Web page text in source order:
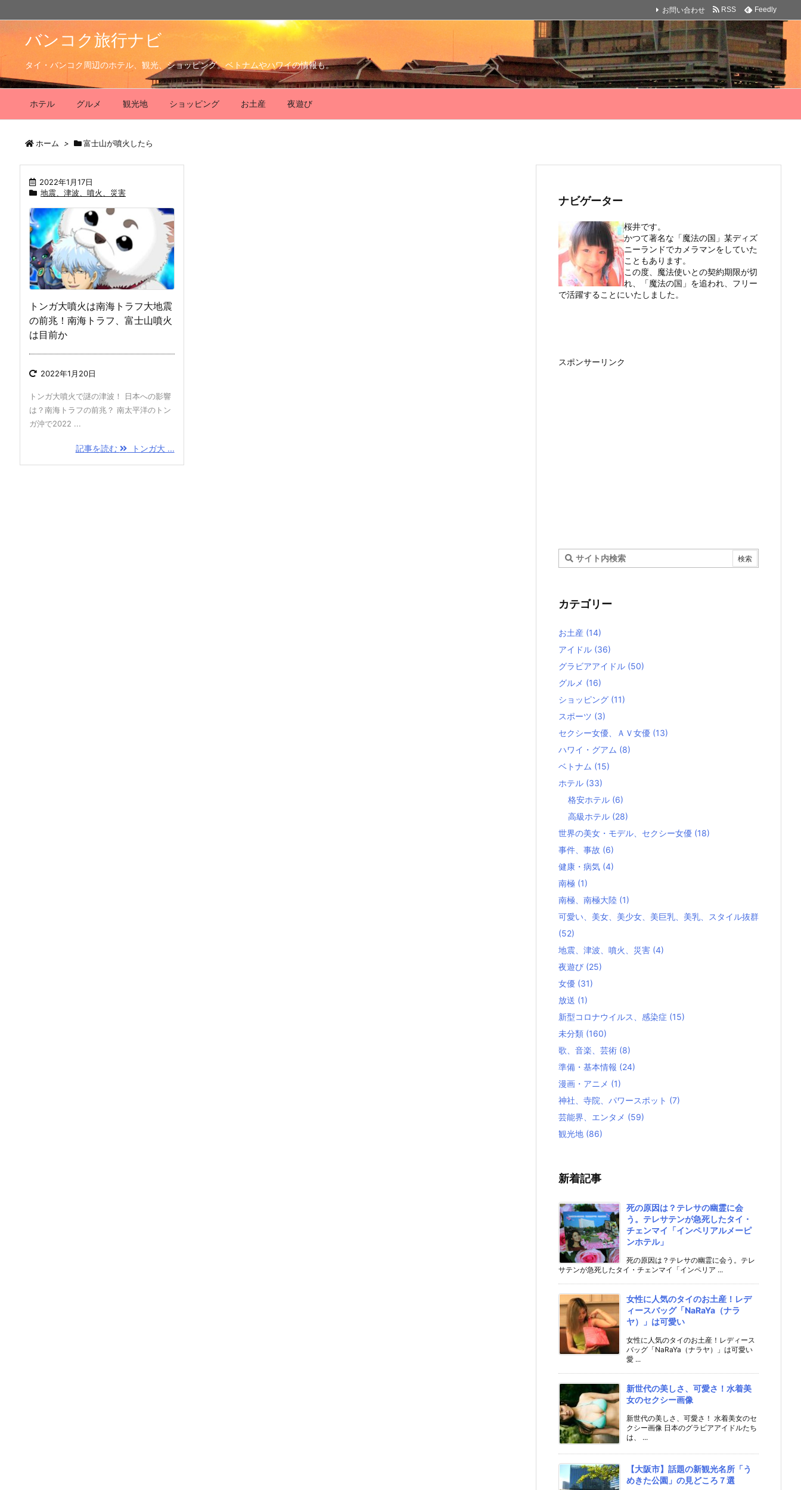
バンコク旅行ナビ
タイ・バンコク周辺のホテル、観光、ショッピング。ベトナムやハワイの情報も。
ホテル グルメ 観光地 ショッピング お土産 夜遊び
お問い合わせ RSS Feedly
ホーム > 富士山が噴火したら
2022年1月17日
地震、津波、噴火、災害
トンガ大噴火は南海トラフ大地震
の前兆！南海トラフ、富士山噴火
は目前か
2022年1月20日
トンガ大噴火で謎の津波！ 日本への影響
は？南海トラフの前兆？ 南太平洋のトン
ガ沖で2022 ...
記事を読む トンガ大 ...
ナビゲーター
桜井です。
かつて著名な「魔法の国」某ディズ
ニーランドでカメラマンをしていた
こともあります。
この度、魔法使いとの契約期限が切
れ、「魔法の国」を追われ、フリー
で活躍することにいたしました。
スポンサーリンク
カテゴリー
お土産 (14)
アイドル (36)
グラビアアイドル (50)
グルメ (16)
ショッピング (11)
スポーツ (3)
セクシー女優、ＡＶ女優 (13)
ハワイ・グアム (8)
ベトナム (15)
ホテル (33)
格安ホテル (6)
高級ホテル (28)
世界の美女・モデル、セクシー女優 (18)
事件、事故 (6)
健康・病気 (4)
南極 (1)
南極、南極大陸 (1)
可愛い、美女、美少女、美巨乳、美乳、スタイル抜群
(52)
地震、津波、噴火、災害 (4)
夜遊び (25)
女優 (31)
放送 (1)
新型コロナウイルス、感染症 (15)
未分類 (160)
歌、音楽、芸術 (8)
準備・基本情報 (24)
漫画・アニメ (1)
神社、寺院、パワースポット (7)
芸能界、エンタメ (59)
観光地 (86)
新着記事
死の原因は？テレサの幽霊に会
う。テレサテンが急死したタイ・
チェンマイ「インペリアルメーピ
ンホテル」
死の原因は？テレサの幽霊に会う。テレ
サテンが急死したタイ・チェンマイ「インペリア ...
女性に人気のタイのお土産！レデ
ィースバッグ「NaRaYa（ナラ
ヤ）」は可愛い
女性に人気のタイのお土産！レディース
バッグ「NaRaYa（ナラヤ）」は可愛い
愛 ...
新世代の美しさ、可愛さ！水着美
女のセクシー画像
新世代の美しさ、可愛さ！ 水着美女のセ
クシー画像 日本のグラビアアイドルたち
は、 ...
【大阪市】話題の新観光名所「う
めきた公園」の見どころ７選